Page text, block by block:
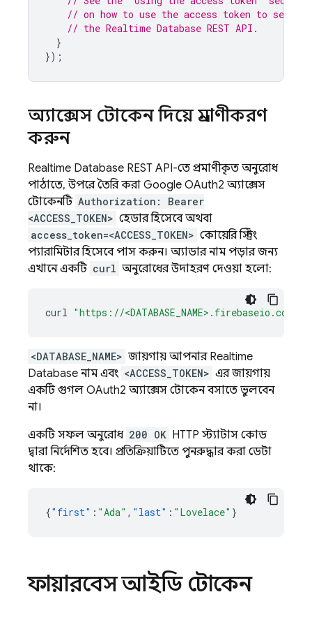
// on how to use the access token to send
// the Realtime Database REST API.
}
});
অ্যাক্সেস টোকেন দিয়ে প্রমাণীকরণ
করুন
Realtime Database REST API-তে প্রমাণীকৃত অনুরোধ
পাঠাতে, উপরে তৈরি করা Google OAuth2 অ্যাক্সেস
টোকেনটি Authorization: Bearer
<ACCESS_TOKEN> হেডার হিসেবে অথবা
access_token=<ACCESS_TOKEN> কোয়েরি স্ট্রিং
প্যারামিটার হিসেবে পাস করুন। অ্যাডার নাম পড়ার জন্য
এখানে একটি curl অনুরোধের উদাহরণ দেওয়া হলো:
curl "https://<DATABASE_NAME>.firebaseio.com/
<DATABASE_NAME> জায়গায় আপনার Realtime
Database নাম এবং <ACCESS_TOKEN> এর জায়গায়
একটি গুগল OAuth2 অ্যাক্সেস টোকেন বসাতে ভুলবেন
না।
একটি সফল অনুরোধ 200 OK HTTP স্ট্যাটাস কোড
দ্বারা নির্দেশিত হবে। প্রতিক্রিয়াটিতে পুনরুদ্ধার করা ডেটা
থাকে:
{"first" : "Ada" , "last" : "Lovelace" }
ফায়ারবেস আইডি টোকেন